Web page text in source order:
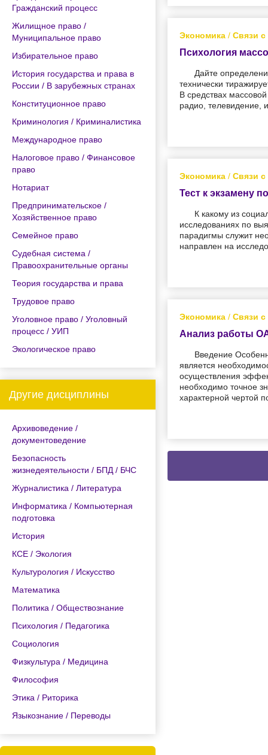
Гражданский процесс
Жилищное право /
Муниципальное право
Избирательное право
История государства и права в
России / В зарубежных странах
Конституционное право
Криминология / Криминалистика
Международное право
Налоговое право / Финансовое
право
Нотариат
Предпринимательское /
Хозяйственное право
Семейное право
Судебная система /
Правоохранительные органы
Теория государства и права
Трудовое право
Уголовное право / Уголовный
процесс / УИП
Экологическое право
Другие дисциплины
Архивоведение /
документоведение
Безопасность
жизнедеятельности / БПД / БЧС
Журналистика / Литература
Информатика / Компьютерная
подготовка
История
КСЕ / Экология
Культурология / Искусство
Математика
Политика / Обществознание
Психология / Педагогика
Социология
Физкультура / Медицина
Философия
Этика / Риторика
Языкознание / Переводы
Экономика / Связи
Психология
Дайте
технически
В средствах
радио, телевидение,
Экономика / Связи
Тест к экзамену
К какому из
исследованиях по
парадигмы служит
направлен на
Экономика / Связи
Анализ работы
Введение
является
осуществления
необходимо точное
характерной чертой